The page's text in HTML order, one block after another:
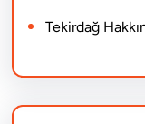
Tekirdağ